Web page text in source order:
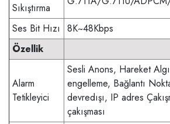
Sıkıştırma
Ses Bit Hızı
8K~48Kbps
Özellik
Alarm
Tetikleyici
Sesli Anons, Hareket
engelleme, Bağlantı
devredışı, IP adres
çakışması